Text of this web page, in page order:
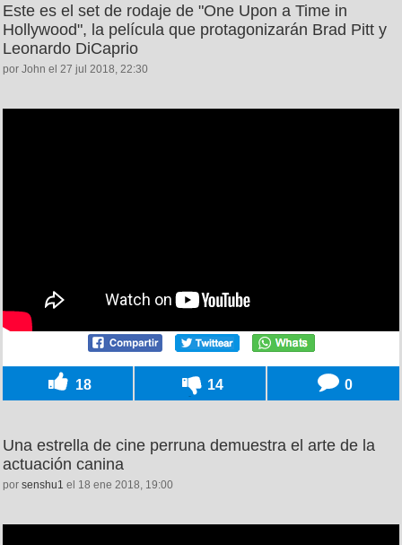
Este es el set de rodaje de "One Upon a Time in
Hollywood", la película que protagonizarán Brad Pitt y
Leonardo DiCaprio
por John el 27 jul 2018, 22:30
18 14 0
Una estrella de cine perruna demuestra el arte de la
actuación canina
por senshu1 el 18 ene 2018, 19:00